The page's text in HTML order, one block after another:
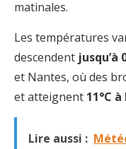
matinales.
Les températures
descendent jusqu’à
et Nantes, où des
et atteignent 11°C
Lire aussi :